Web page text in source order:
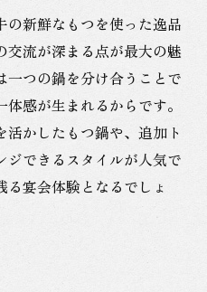
新鮮なもつを使った逸品
交流が深まる点が最大の魅
一つの鍋を分け合うことで
感が生まれるからです。
かしたもつ鍋や、追加ト
ジできるスタイルが人気で
宴会体験となるでしょ